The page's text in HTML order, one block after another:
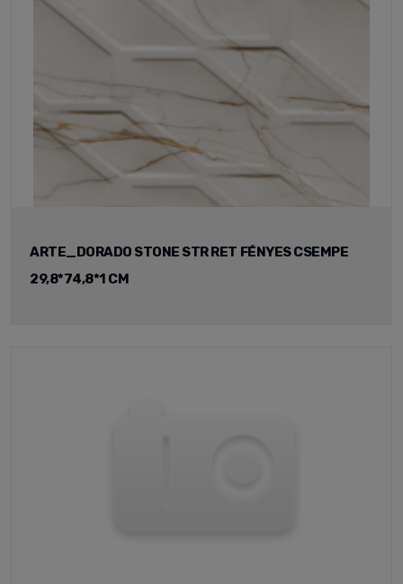
ARTE_DORADO STONE STR RET FÉNYES CSEMPE
29,8*74,8*1 CM